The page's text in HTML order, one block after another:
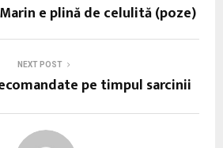
e plină de celulită (poze)
NEXT POST
pe timpul sarcinii